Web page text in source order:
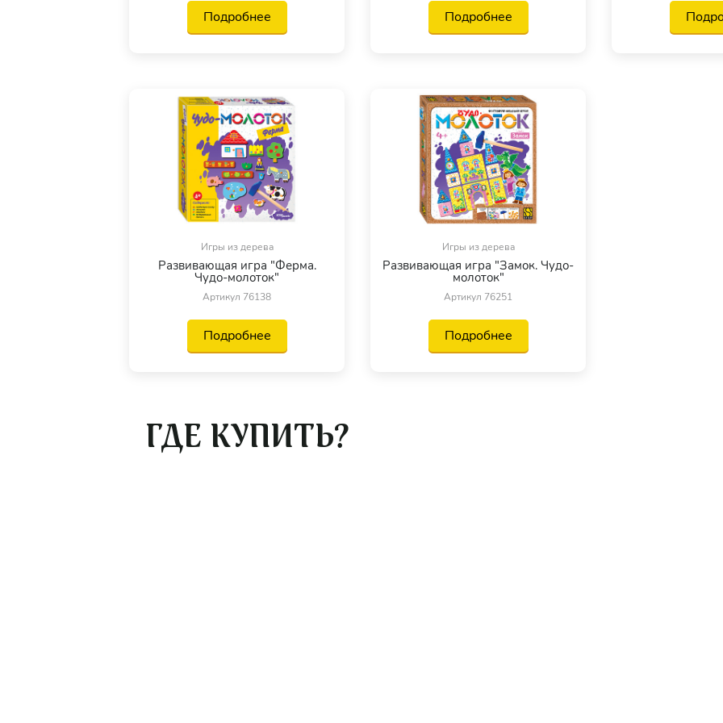
Подробнее Подробнее
Игры из дерева
Развивающая игра "Ферма.
Чудо-молоток"
Артикул 76138
Подробнее
Игры из дерева
Развивающая игра "Замок. Чудо-
молоток"
Артикул 76251
Подробнее
ГДЕ КУПИТЬ?